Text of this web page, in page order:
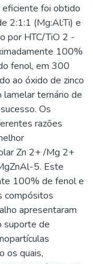
foi obtido
2:1:1 (Mg:Al:Ti) e
por HTC/TiO 2 -
100%
fenol, em 300
ao óxido de zinco
lamelar ternário de
Os
razões
Zn 2+ /Mg 2+
5. Este
100% de fenol e
compósitos
apresentaram
suporte de
os quais,